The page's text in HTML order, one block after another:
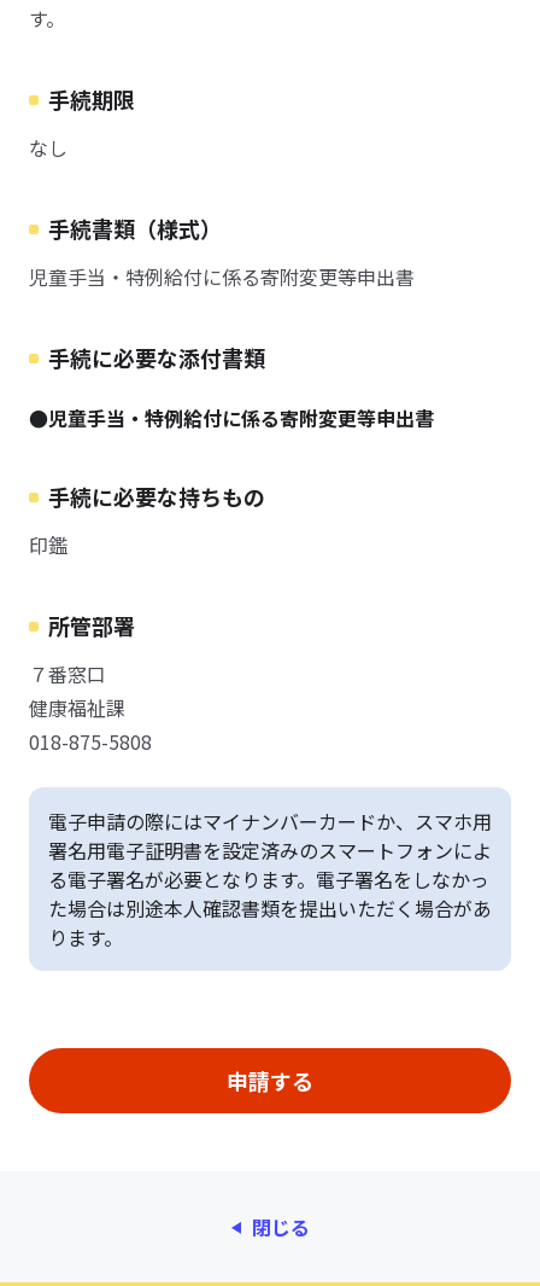
す。
手続期限
なし
手続書類（様式）
児童手当・特例給付に係る寄附変更等申出書
手続に必要な添付書類
●児童手当・特例給付に係る寄附変更等申出書
手続に必要な持ちもの
印鑑
所管部署
７番窓口
健康福祉課
018-875-5808
電子申請の際にはマイナンバーカードか、スマホ用
署名用電子証明書を設定済みのスマートフォンによ
る電子署名が必要となります。電子署名をしなかっ
た場合は別途本人確認書類を提出いただく場合があ
ります。
閉じる